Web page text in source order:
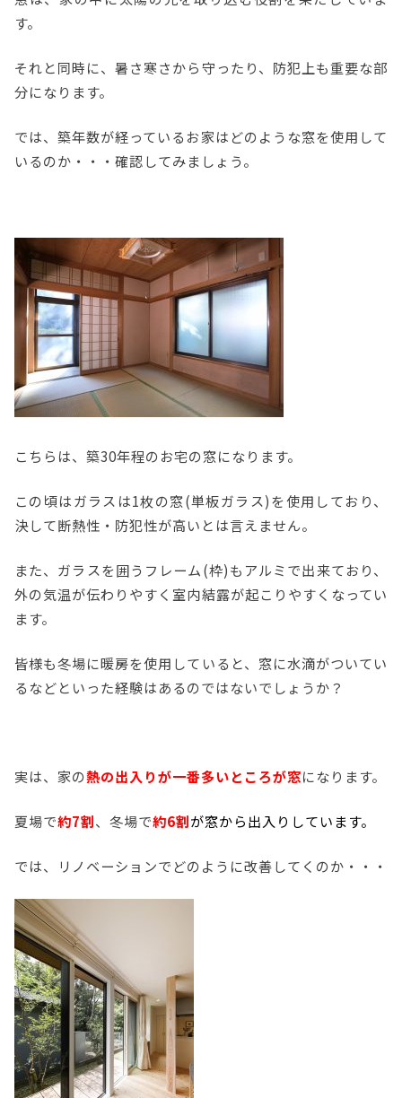
す。
それと同時に、暑さ寒さから守ったり、防犯上も重要な部
分になります。
では、築年数が経っているお家はどのような窓を使用して
いるのか・・・確認してみましょう。
こちらは、築30年程のお宅の窓になります。
この頃はガラスは1枚の窓(単板ガラス)を使用しており、
決して断熱性・防犯性が高いとは言えません。
また、ガラスを囲うフレーム(枠)もアルミで出来ており、
外の気温が伝わりやすく室内結露が起こりやすくなってい
ます。
皆様も冬場に暖房を使用していると、窓に水滴がついてい
るなどといった経験はあるのではないでしょうか？
実は、家の熱の出入りが一番多いところが窓になります。
夏場で約7割、冬場で約6割が窓から出入りしています。
では、リノベーションでどのように改善してくのか・・・